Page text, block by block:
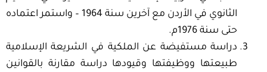
الثانوي في الأردن مع آخرين سنة 1964 – واستمر اعتماده
حتى سنة 1976م.
دراسة مستفيضة عن الملكية في الشريعة الإسلامية
طبيعتها ووظيفتها وقيودها دراسة مقارنة بالقوانين